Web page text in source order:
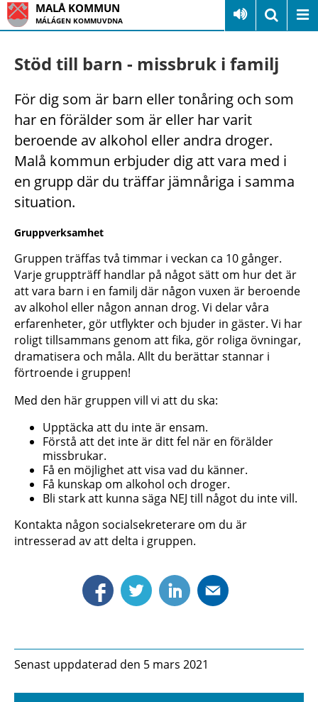
MALÅ KOMMUN
MÁLÁGEN KOMMUVDNA
Stöd till barn - missbruk i familj
För dig som är barn eller tonåring och som
har en förälder som är eller har varit
beroende av alkohol eller andra droger.
Malå kommun erbjuder dig att vara med i
en grupp där du träffar jämnåriga i samma
situation.
Gruppverksamhet
Gruppen träffas två timmar i veckan ca 10 gånger.
Varje gruppträff handlar på något sätt om hur det är
att vara barn i en familj där någon vuxen är beroende
av alkohol eller någon annan drog. Vi delar våra
erfarenheter, gör utflykter och bjuder in gäster. Vi har
roligt tillsammans genom att fika, gör roliga övningar,
dramatisera och måla. Allt du berättar stannar i
förtroende i gruppen!
Med den här gruppen vill vi att du ska:
Upptäcka att du inte är ensam.
Förstå att det inte är ditt fel när en förälder
missbrukar.
Få en möjlighet att visa vad du känner.
Få kunskap om alkohol och droger.
Bli stark att kunna säga NEJ till något du inte vill.
Kontakta någon socialsekreterare om du är
intresserad av att delta i gruppen.
Senast uppdaterad den 5 mars 2021